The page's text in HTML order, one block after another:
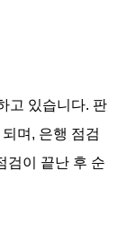
고 있습니다. 판
며, 은행 점검
검이 끝난 후 순